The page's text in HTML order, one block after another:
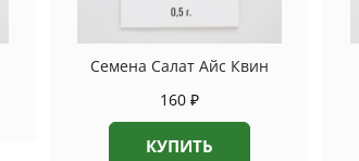
Семена Салат Айс Квин
160 ₽
КУПИТЬ